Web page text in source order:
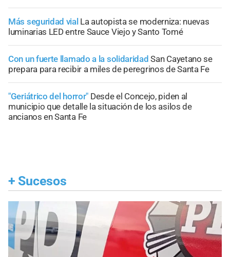
Más seguridad vial La autopista se moderniza: nuevas
luminarias LED entre Sauce Viejo y Santo Tomé
Con un fuerte llamado a la solidaridad San Cayetano se
prepara para recibir a miles de peregrinos de Santa Fe
"Geriátrico del horror" Desde el Concejo, piden al
municipio que detalle la situación de los asilos de
ancianos en Santa Fe
+ Sucesos